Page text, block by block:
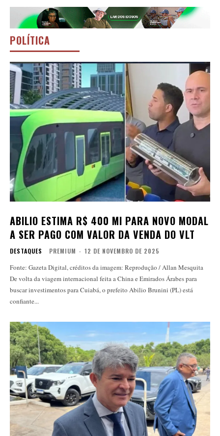
POLÍTICA
ABILIO ESTIMA R$ 400 MI PARA NOVO MODAL
A SER PAGO COM VALOR DA VENDA DO VLT
DESTAQUES PREMIUM - 12 DE NOVEMBRO DE 2025
Fonte: Gazeta Digital, créditos da imagem: Reprodução / Allan Mesquita
De volta da viagem internacional feita a China e Emirados Árabes para
buscar investimentos para Cuiabá, o prefeito Abilio Brunini (PL) está
confiante...